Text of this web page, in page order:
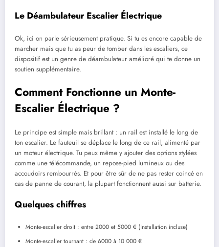
Le Déambulateur Escalier Électrique
Ok, ici on parle sérieusement pratique. Si tu es encore capable de
marcher mais que tu as peur de tomber dans les escaliers, ce
dispositif est un genre de déambulateur amélioré qui te donne un
soutien supplémentaire.
Comment Fonctionne un Monte-
Escalier Électrique ?
Le principe est simple mais brillant : un rail est installé le long de
ton escalier. Le fauteuil se déplace le long de ce rail, alimenté par
un moteur électrique. Tu peux même y ajouter des options stylées
comme une télécommande, un repose-pied lumineux ou des
accoudoirs rembourrés. Et pour être sûr de ne pas rester coincé en
cas de panne de courant, la plupart fonctionnent aussi sur batterie.
Quelques chiffres
Monte-escalier droit : entre 2000 et 5000 € (installation incluse)
Monte-escalier tournant : de 6000 à 10 000 €